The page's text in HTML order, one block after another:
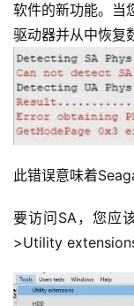
软件的新功能。 当
驱动器并从中恢复
此错误意味着
要访问SA，您应
>Utility